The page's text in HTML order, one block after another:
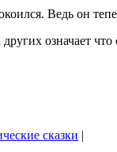
Ведь он
означает
сказки |